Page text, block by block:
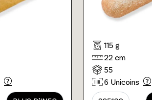
115 g
22 cm
55
6 Unicoins